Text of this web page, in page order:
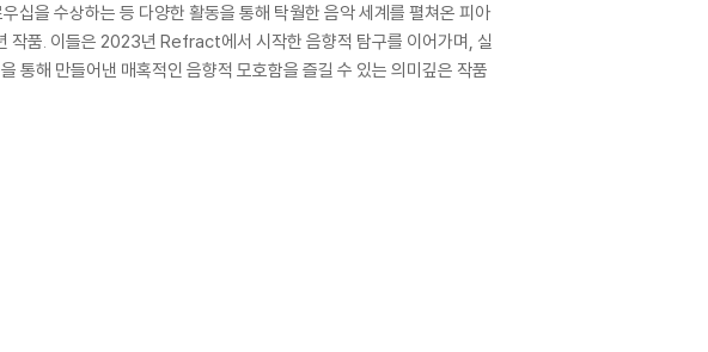
을 수상하는 등 다양한 활동을 통해 탁월한 음악 세계를 펼쳐온 피아
작품. 이들은 2023년 Refract에서 시작한 음향적 탐구를 이어가며, 실
통해 만들어낸 매혹적인 음향적 모호함을 즐길 수 있는 의미깊은 작품